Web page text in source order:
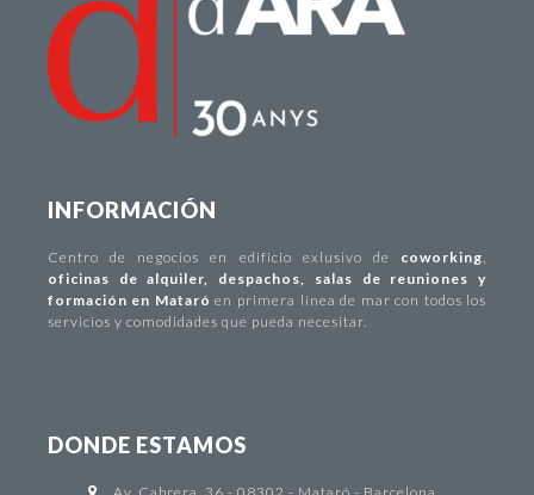
INFORMACIÓN
Centro de negocios en edificio exlusivo de coworking
oficinas de alquiler
despachos
salas de reuniones y
formación en Mataróen primera línea de mar con todos los
servicios y comodidades que pueda necesitar.
DONDE ESTAMOS